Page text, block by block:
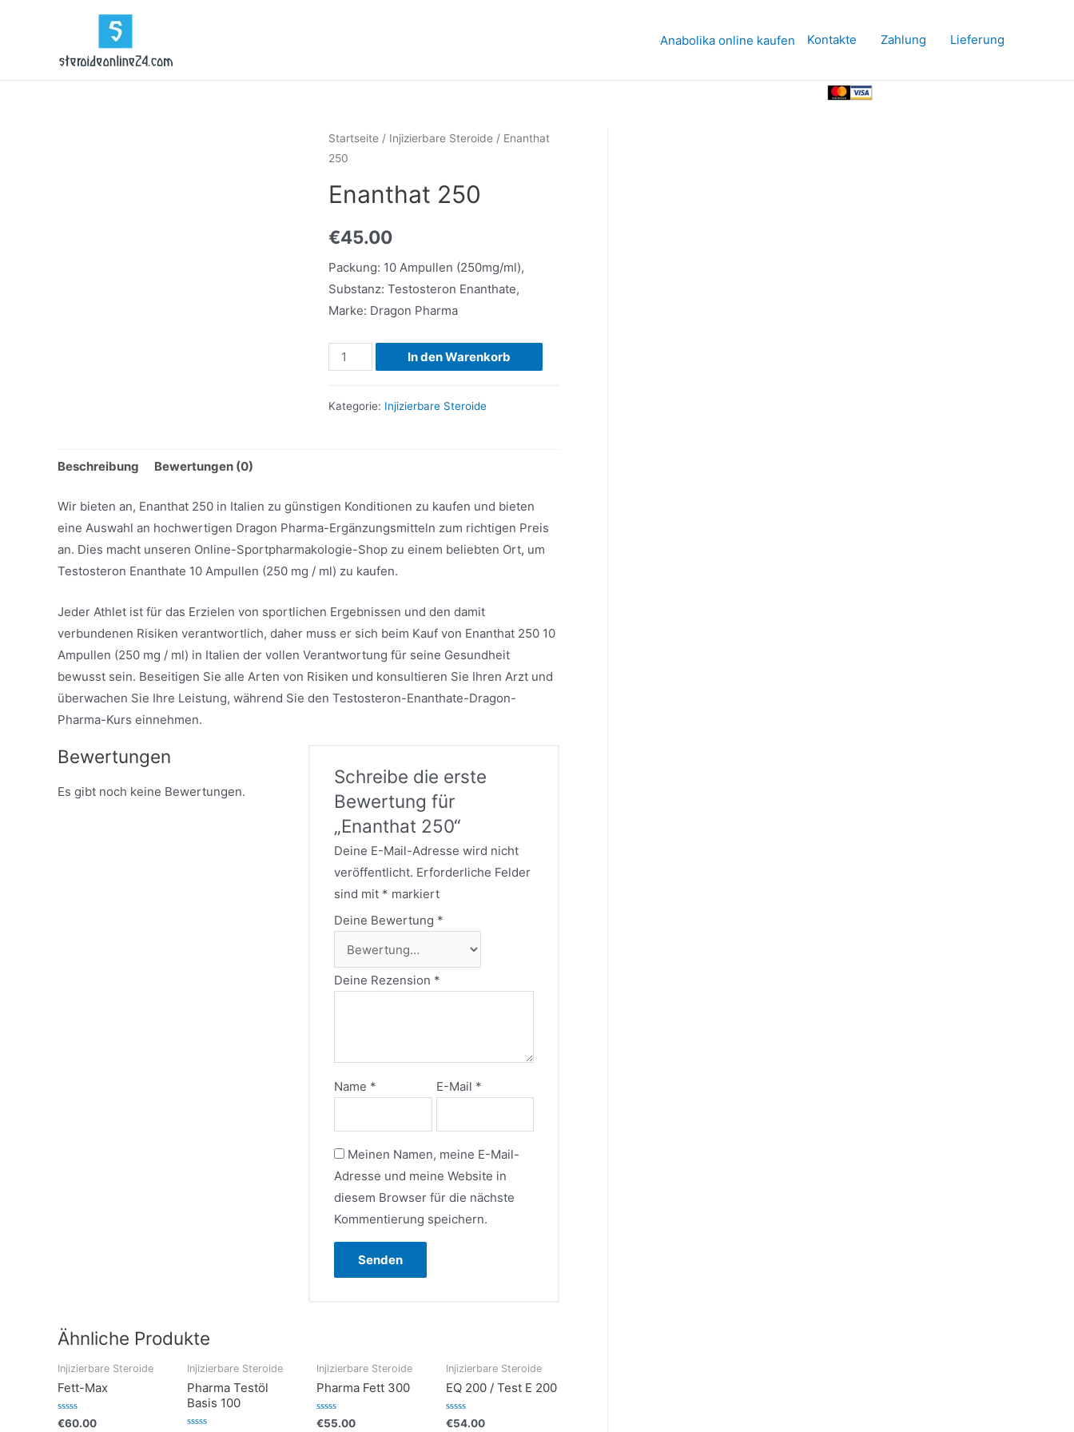
Anabolika online kaufen Kontakte Zahlung Lieferung
Startseite / Injizierbare Steroide / Enanthat
250
Enanthat 250
€45.00
Packung: 10 Ampullen (250mg/ml),
Substanz: Testosteron Enanthate,
Marke: Dragon Pharma
Enanthat
250
In den Warenkorb
Kategorie: Injizierbare Steroide
Beschreibung Bewertungen (0)
Wir bieten an, Enanthat 250 in Italien zu günstigen Konditionen zu kaufen und bieten
eine Auswahl an hochwertigen Dragon Pharma-Ergänzungsmitteln zum richtigen Preis
an. Dies macht unseren Online-Sportpharmakologie-Shop zu einem beliebten Ort, um
Testosteron Enanthate 10 Ampullen (250 mg / ml) zu kaufen.
Jeder Athlet ist für das Erzielen von sportlichen Ergebnissen und den damit
verbundenen Risiken verantwortlich, daher muss er sich beim Kauf von Enanthat 250 10
Ampullen (250 mg / ml) in Italien der vollen Verantwortung für seine Gesundheit
bewusst sein. Beseitigen Sie alle Arten von Risiken und konsultieren Sie Ihren Arzt und
überwachen Sie Ihre Leistung, während Sie den Testosteron-Enanthate-Dragon-
Pharma-Kurs einnehmen.
Bewertungen
Es gibt noch keine Bewertungen.
Schreibe die erste
Bewertung für
„Enanthat 250“
Deine E-Mail-Adresse wird nicht
veröffentlicht. Erforderliche Felder
sind mit * markiert
Deine Bewertung *
Deine Rezension *
Name * E-Mail *
Meinen Namen, meine E-Mail-
Adresse und meine Website in
diesem Browser für die nächste
Kommentierung speichern.
Ähnliche Produkte
Injizierbare Steroide
Fett-Max
Bewertet
€60.00
Injizierbare Steroide
Pharma Testöl
Basis 100
Injizierbare Steroide
Pharma Fett 300
Bewertet
€55.00
Injizierbare Steroide
EQ 200 / Test E 200
Bewertet
€54.00